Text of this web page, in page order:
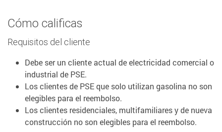
Cómo calificas
Requisitos del cliente
Debe ser un cliente actual de electricidad comercial o
industrial de PSE.
Los clientes de PSE que solo utilizan gasolina no son
elegibles para el reembolso.
Los clientes residenciales, multifamiliares y de nueva
construcción no son elegibles para el reembolso.